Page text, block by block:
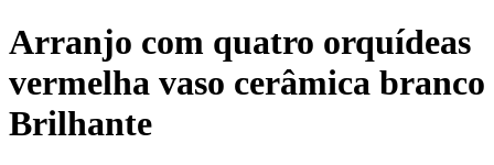
Arranjo com quatro orquídeas
vermelha vaso cerâmica branco
Brilhante